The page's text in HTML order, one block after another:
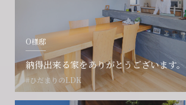
O様邸
納得出来る家をありがとうございます。
#ひだまりのLDK